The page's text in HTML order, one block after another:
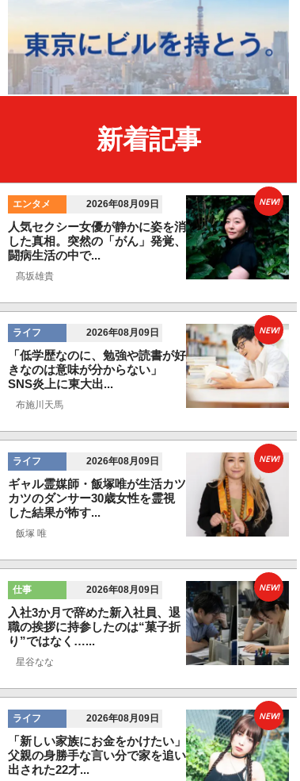
新着記事
エンタメ 2026年08月09日
人気セクシー女優が静かに姿を消
した真相。突然の「がん」発覚、
闘病生活の中で...
髙坂雄貴
NEW!
ライフ 2026年08月09日
「低学歴なのに、勉強や読書が好
きなのは意味が分からない」
SNS炎上に東大出...
布施川天馬
NEW!
ライフ 2026年08月09日
ギャル霊媒師・飯塚唯が生活カツ
カツのダンサー30歳女性を霊視
した結果が怖す...
飯塚 唯
NEW!
仕事 2026年08月09日
入社3か月で辞めた新入社員、退
職の挨拶に持参したのは“菓子折
り”ではなく…...
星谷なな
NEW!
ライフ 2026年08月09日
「新しい家族にお金をかけたい」
父親の身勝手な言い分で家を追い
出された22才...
NEW!